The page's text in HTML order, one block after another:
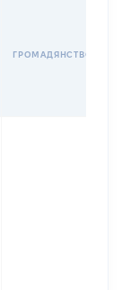
ГРОМАДЯНСТВО